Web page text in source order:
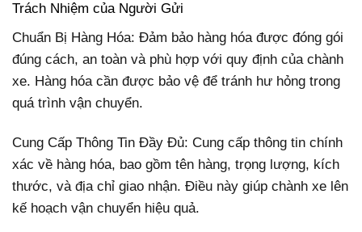
Trách Nhiệm của Người Gửi
Chuẩn Bị Hàng Hóa: Đảm bảo hàng hóa được đóng gói
đúng cách, an toàn và phù hợp với quy định của chành
xe. Hàng hóa cần được bảo vệ để tránh hư hỏng trong
quá trình vận chuyển.
Cung Cấp Thông Tin Đầy Đủ: Cung cấp thông tin chính
xác về hàng hóa, bao gồm tên hàng, trọng lượng, kích
thước, và địa chỉ giao nhận. Điều này giúp chành xe lên
kế hoạch vận chuyển hiệu quả.